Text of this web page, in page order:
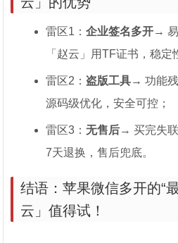
雷区1：企业签名多开→ 易
「赵云」用TF证书，稳定
雷区2：盗版工具→ 功能
源码级优化，安全可控；
雷区3：无售后→ 买完失
7天退换，售后兜底。
结语：苹果微信多开的“
云」值得试！